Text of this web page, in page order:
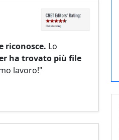
riconosce. Lo
ha trovato più file
lavoro!"